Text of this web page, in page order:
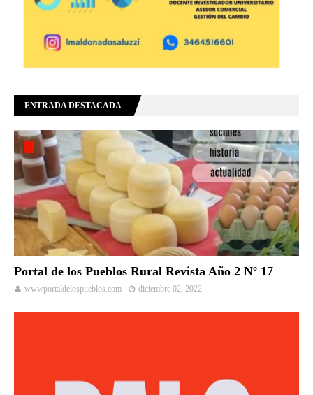
ENTRADA DESTACADA
Portal de los Pueblos Rural Revista Año 2 Nº 17
wwwportaldelospueblos.com diciembre 02, 2022